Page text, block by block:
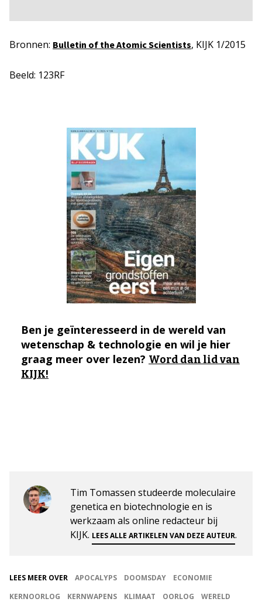
Bronnen: Bulletin of the Atomic Scientists, KIJK 1/2015
Beeld: 123RF
Ben je geïnteresseerd in de wereld van
wetenschap & technologie en wil je hier
graag meer over lezen? Word dan lid van
KIJK!
Tim Tomassen studeerde moleculaire
genetica en biotechnologie en is
werkzaam als online redacteur bij
KIJK. LEES ALLE ARTIKELEN VAN DEZE AUTEUR.
LEES MEER OVER APOCALYPS DOOMSDAY
ECONOMIE
KERNOORLOG
KERNWAPENS KLIMAAT OORLOG WERELD